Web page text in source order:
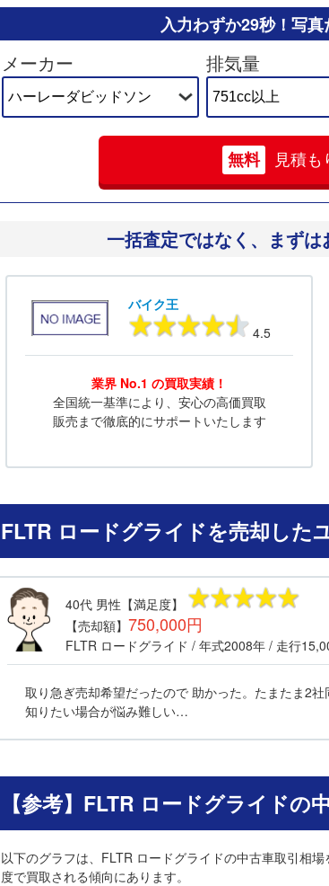
入力わずか29秒！ 写真
メーカー 排気量
無料 見積も
一括査定ではなく、 まず
バイク王
4.5
業界 No.1 の買取実績！
全国統一基準により、安心の高価買取
販売まで徹底的にサポートいたします
FLTR ロードグライドを売却した
40代 男性 【満足度】
【売却額】 750,000円
FLTR ロードグライド / 年式2008年 / 走行
取り急ぎ売却希望だったので 助かった。たまたま2
知りたい場合が悩み難しい…
【参考】FLTR ロードグライドの
以下のグラフは、FLTR ロードグライドの中古車取引相
度で買取される傾向にあります。